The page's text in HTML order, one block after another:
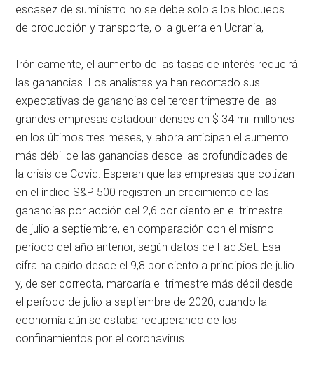
escasez de suministro no se debe solo a los bloqueos
de producción y transporte, o la guerra en Ucrania,
Irónicamente, el aumento de las tasas de interés reducirá
las ganancias. Los analistas ya han recortado sus
expectativas de ganancias del tercer trimestre de las
grandes empresas estadounidenses en $ 34 mil millones
en los últimos tres meses, y ahora anticipan el aumento
más débil de las ganancias desde las profundidades de
la crisis de Covid. Esperan que las empresas que cotizan
en el índice S&P 500 registren un crecimiento de las
ganancias por acción del 2,6 por ciento en el trimestre
de julio a septiembre, en comparación con el mismo
período del año anterior, según datos de FactSet. Esa
cifra ha caído desde el 9,8 por ciento a principios de julio
y, de ser correcta, marcaría el trimestre más débil desde
el período de julio a septiembre de 2020, cuando la
economía aún se estaba recuperando de los
confinamientos por el coronavirus.